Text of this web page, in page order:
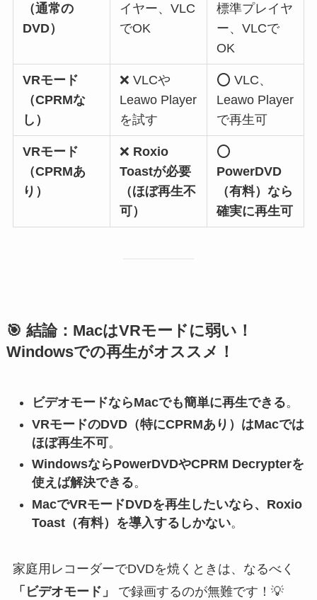
（通常の
DVD）
イヤー、VLC
でOK
標準プレイヤ
ー、VLCで
OK
VRモード
（CPRMな
し）
❌ VLCや
Leawo Player
を試す
⭕ VLC、
Leawo Player
で再生可
VRモード
（CPRMあ
り）
❌ Roxio
Toastが必要
（ほぼ再生不
可）
⭕
PowerDVD
（有料）なら
確実に再生可
🎯 結論：MacはVRモードに弱い！
Windowsでの再生がオススメ！
ビデオモードならMacでも簡単に再生できる。
VRモードのDVD（特にCPRMあり）はMacでは
ほぼ再生不可。
WindowsならPowerDVDやCPRM Decrypterを
使えば解決できる。
MacでVRモードDVDを再生したいなら、Roxio
Toast（有料）を導入するしかない。
家庭用レコーダーでDVDを焼くときは、なるべく
「ビデオモード」
で録画するのが無難です！💡